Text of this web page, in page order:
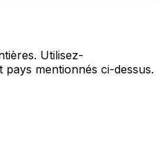
Utilisez-
pays mentionnés ci-dessus.